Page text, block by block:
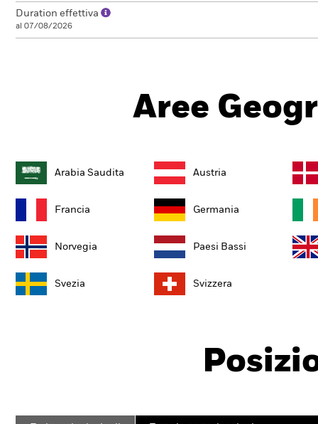
Duration effettiva
al 07/08/2026
Aree
Arabia Saudita Austria
Francia Germania
Norvegia Paesi Bassi
Svezia Svizzera